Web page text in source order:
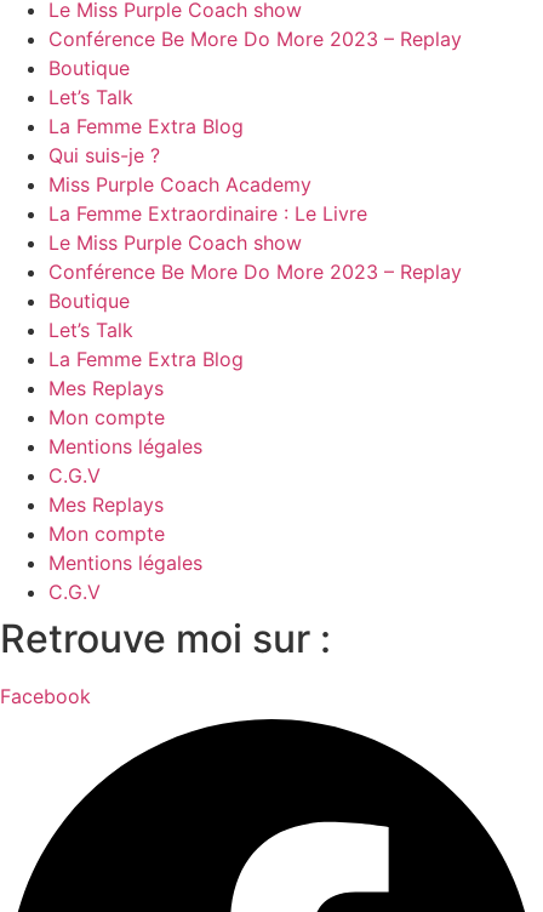
Le Miss Purple Coach show
Conférence Be More Do More 2023 – Replay
Boutique
Let’s Talk
La Femme Extra Blog
Qui suis-je ?
Miss Purple Coach Academy
La Femme Extraordinaire : Le Livre
Le Miss Purple Coach show
Conférence Be More Do More 2023 – Replay
Boutique
Let’s Talk
La Femme Extra Blog
Mes Replays
Mon compte
Mentions légales
C.G.V
Mes Replays
Mon compte
Mentions légales
C.G.V
Retrouve moi sur :
Facebook